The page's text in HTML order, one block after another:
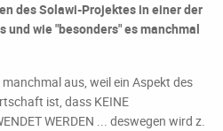
des Solawi-Projektes in einer der
wie "besonders" es manchmal
aus, weil ein Aspekt des
ist, dass KEINE
WERDEN ... deswegen wird z.